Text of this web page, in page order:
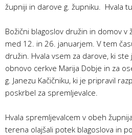
župniji in darove g. župniku. Hvala
Božični blagoslov družin in domov v
med 12. in 26. januarjem. V tem
družin. Hvala vsem za darove, ki
obnovo cerkve Marija Dobje in za
g. Janezu Kačičniku, ki je pripravil
poskrbel za spremljevalce.
Hvala spremljevalcem v obeh
terena olajšali potek blagoslova in